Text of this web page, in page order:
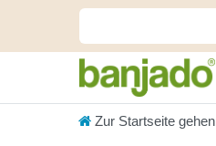
Zur Startseite gehen